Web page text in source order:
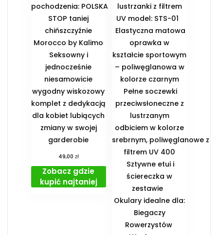
pochodzenia: POLSKA
STOP taniej
chińszczyźnie
Morocco by Kalimo
Seksowny i
jednocześnie
niesamowicie
wygodny wiskozowy
komplet z dedykacją
dla kobiet lubiących
zmiany w swojej
garderobie
49,00 zł
Zobacz gdzie
kupić najtaniej
lustrzanki z filtrem
UV model: STS-01
Elastyczna matowa
oprawka w
kształcie sportowym
– poliwęglanowa w
kolorze czarnym
Pełne soczewki
przeciwsłoneczne z
lustrzanym
odbiciem w kolorze
srebrnym, poliwęglanowe z
filtrem UV 400
Sztywne etui i
ściereczka w
zestawie
️Okulary idealne dla:
️ Biegaczy ️
Rowerzystów ️